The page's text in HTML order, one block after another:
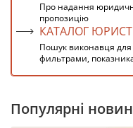
Про надання
пропозицію
КАТАЛОГ
Пошук виконавця
фильтрами,
Популярні